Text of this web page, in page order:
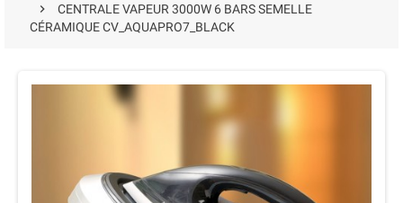

CENTRALE VAPEUR 3000W 6 BARS SEMELLE
CÉRAMIQUE CV_AQUAPRO7_BLACK